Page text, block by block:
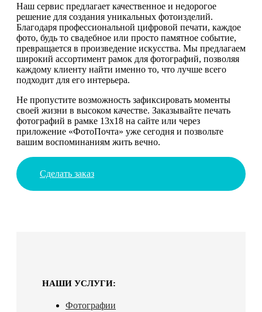
Наш сервис предлагает качественное и недорогое
решение для создания уникальных фотоизделий.
Благодаря профессиональной цифровой печати, каждое
фото, будь то свадебное или просто памятное событие,
превращается в произведение искусства. Мы предлагаем
широкий ассортимент рамок для фотографий, позволяя
каждому клиенту найти именно то, что лучше всего
подходит для его интерьера.
Не пропустите возможность зафиксировать моменты
своей жизни в высоком качестве. Заказывайте печать
фотографий в рамке 13х18 на сайте или через
приложение «ФотоПочта» уже сегодня и позвольте
вашим воспоминаниям жить вечно.
Сделать заказ
НАШИ УСЛУГИ:
Фотографии